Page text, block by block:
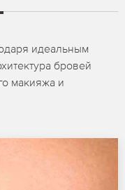
идеальным
бровей
макияжа и